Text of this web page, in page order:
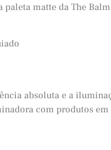
matte da The
absoluta e a
com produtos